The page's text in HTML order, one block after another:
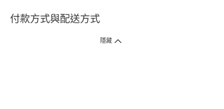
付款方式與配送方式
隱藏